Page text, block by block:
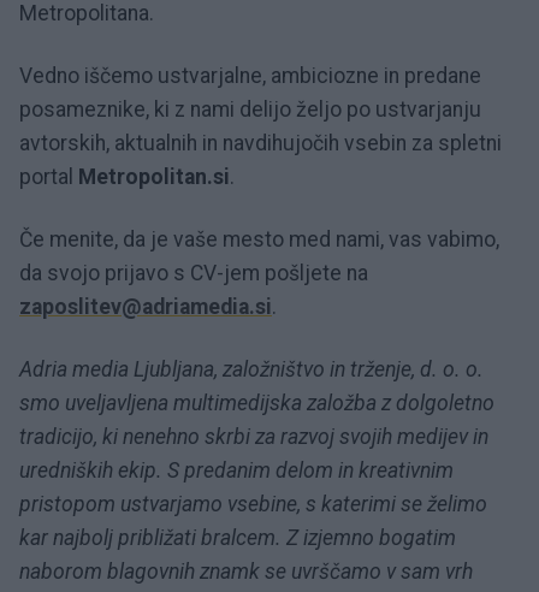
Metropolitana.
Vedno iščemo ustvarjalne, ambiciozne in predane
posameznike, ki z nami delijo željo po ustvarjanju
avtorskih, aktualnih in navdihujočih vsebin za spletni
portal Metropolitan.si.
Če menite, da je vaše mesto med nami, vas vabimo,
da svojo prijavo s CV-jem pošljete na
zaposlitev@adriamedia.si.
Adria media Ljubljana, založništvo in trženje, d. o. o.
smo uveljavljena multimedijska založba z dolgoletno
tradicijo, ki nenehno skrbi za razvoj svojih medijev in
uredniških ekip. S predanim delom in kreativnim
pristopom ustvarjamo vsebine, s katerimi se želimo
kar najbolj približati bralcem. Z izjemno bogatim
naborom blagovnih znamk se uvrščamo v sam vrh